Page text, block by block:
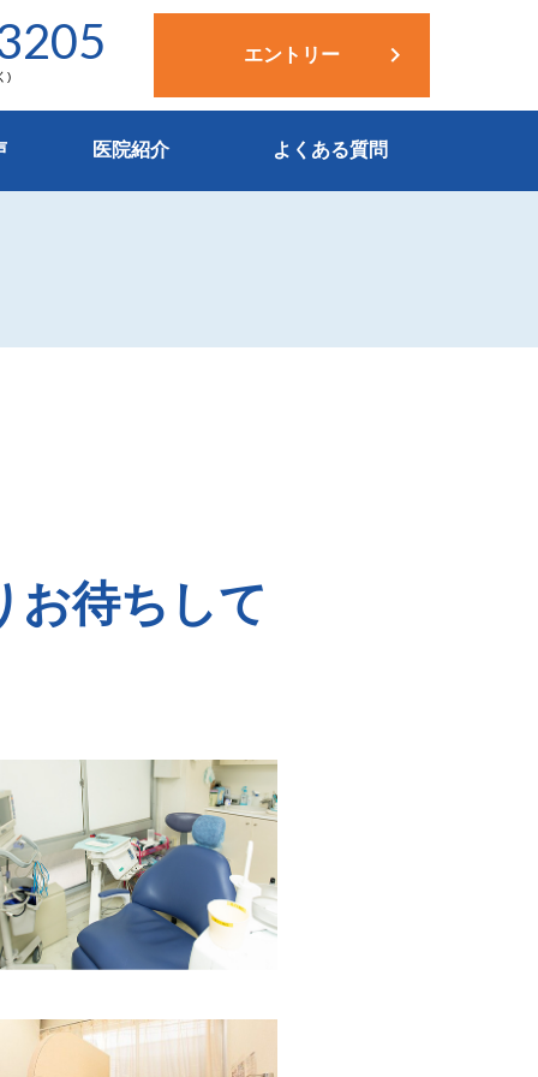
)
エントリー keyboard_arrow_right
医院紹介 よくある質問
お待ちして